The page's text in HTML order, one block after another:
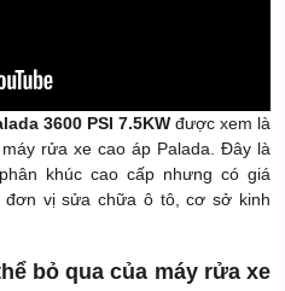
3600 PSI 7.5KW được xem là
rửa xe cao áp Palada. Đây là
khúc cao cấp nhưng có giá
vị sửa chữa ô tô, cơ sở kinh
bỏ qua của máy rửa xe